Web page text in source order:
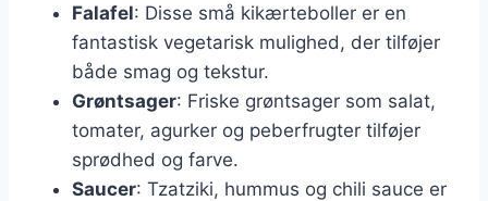
Falafel: Disse små kikærteboller er en
fantastisk vegetarisk mulighed, der tilføjer
både smag og tekstur.
Grøntsager: Friske grøntsager som salat,
tomater, agurker og peberfrugter tilføjer
sprødhed og farve.
Saucer: Tzatziki, hummus og chili sauce er